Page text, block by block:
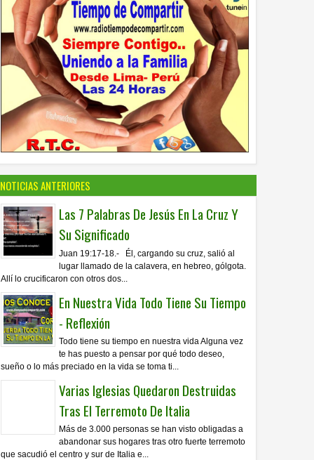
NOTICIAS ANTERIORES
Las 7 Palabras De Jesús En La Cruz Y
Su Significado
Juan 19:17-18.- Él, cargando su cruz, salió al
lugar llamado de la calavera, en hebreo, gólgota.
Allí lo crucificaron con otros dos...
En Nuestra Vida Todo Tiene Su Tiempo
- Reflexión
Todo tiene su tiempo en nuestra vida Alguna vez
te has puesto a pensar por qué todo deseo,
sueño o lo más preciado en la vida se toma ti...
Varias Iglesias Quedaron Destruidas
Tras El Terremoto De Italia
Más de 3.000 personas se han visto obligadas a
abandonar sus hogares tras otro fuerte terremoto
que sacudió el centro y sur de Italia e...